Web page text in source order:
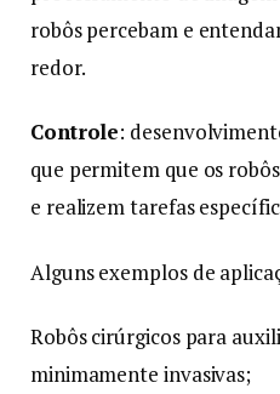
robôs percebam e
redor.
Controle:
que permitem que os
e realizem tarefas
Alguns exemplos de
Robôs cirúrgicos para
minimamente invasivas;